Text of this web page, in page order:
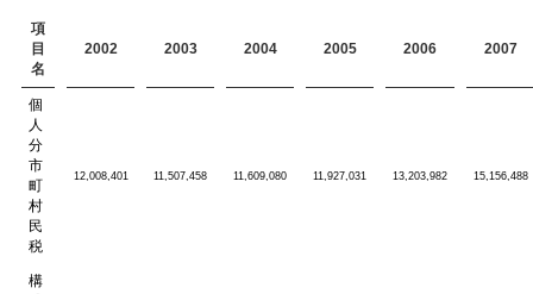
項
目
名
2002 2003 2004 2005 2006 2007
個
人
分
市
町
村
民
税
12,008,401 11,507,458 11,609,080 11,927,031 13,203,982 15,156,488
構